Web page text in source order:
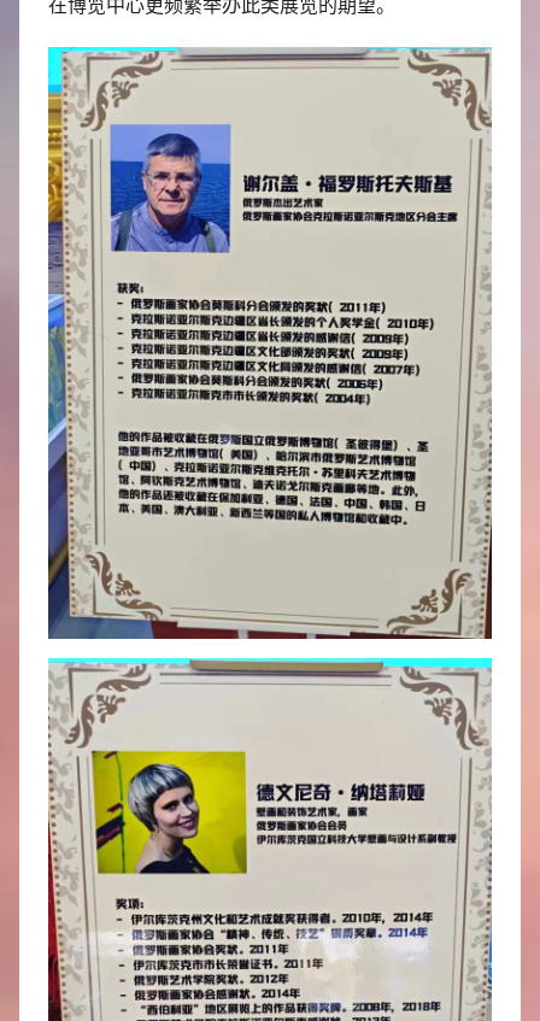
在博览中心更频繁举办此类展览的期望。